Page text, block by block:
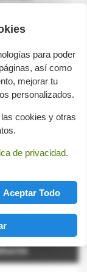
general de
35-37 08221
para poder
así como
mejorar tu
personalizados.
cookies y otras
de privacidad.
Aceptar Todo